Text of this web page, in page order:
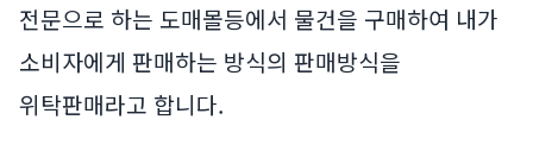
전문으로 하는 도매몰등에서 물건을 구매하여 내가
소비자에게 판매하는 방식의 판매방식을
위탁판매라고 합니다.